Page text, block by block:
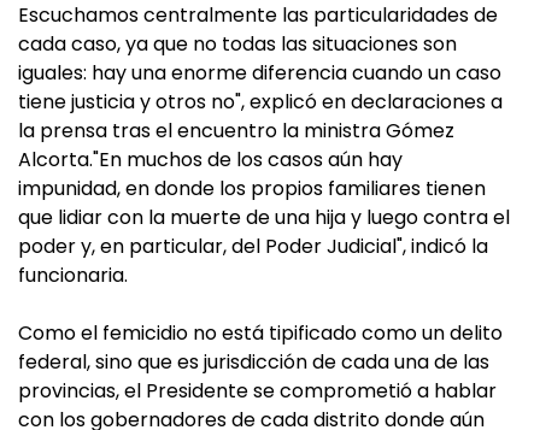
Escuchamos centralmente las particularidades de
cada caso, ya que no todas las situaciones son
iguales: hay una enorme diferencia cuando un caso
tiene justicia y otros no", explicó en declaraciones a
la prensa tras el encuentro la ministra Gómez
Alcorta."En muchos de los casos aún hay
impunidad, en donde los propios familiares tienen
que lidiar con la muerte de una hija y luego contra el
poder y, en particular, del Poder Judicial", indicó la
funcionaria.
Como el femicidio no está tipificado como un delito
federal, sino que es jurisdicción de cada una de las
provincias, el Presidente se comprometió a hablar
con los gobernadores de cada distrito donde aún